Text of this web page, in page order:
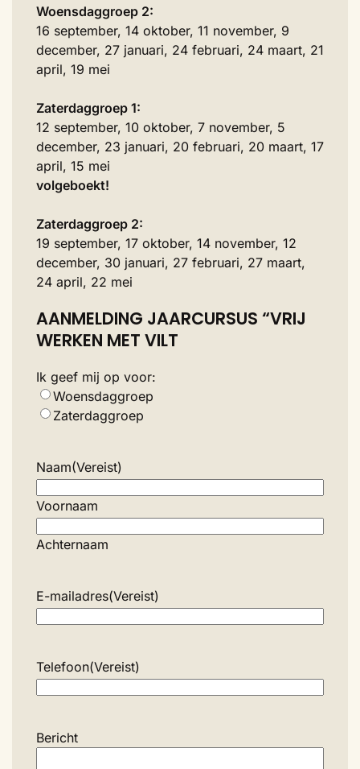
Woensdaggroep 2:
16 september, 14 oktober, 11 november, 9
december, 27 januari, 24 februari, 24 maart, 21
april, 19 mei
Zaterdaggroep 1:
12 september, 10 oktober, 7 november, 5
december, 23 januari, 20 februari, 20 maart, 17
april, 15 mei
volgeboekt!
Zaterdaggroep 2:
19 september, 17 oktober, 14 november, 12
december, 30 januari, 27 februari, 27 maart,
24 april, 22 mei
AANMELDING JAARCURSUS “VRIJ
WERKEN MET VILT
Ik geef mij op voor:
Woensdaggroep
Zaterdaggroep
Naam(Vereist)
Voornaam
Achternaam
E-mailadres(Vereist)
Telefoon(Vereist)
Bericht